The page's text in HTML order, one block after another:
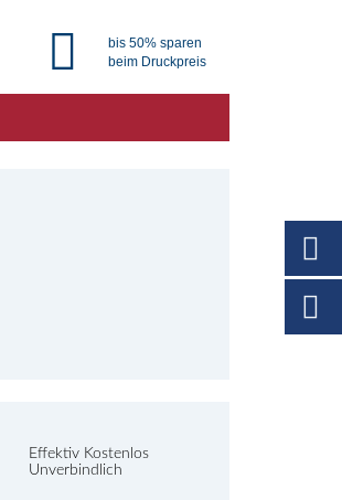
bis 50% sparen
beim Druckpreis
Effektiv Kostenlos
Unverbindlich